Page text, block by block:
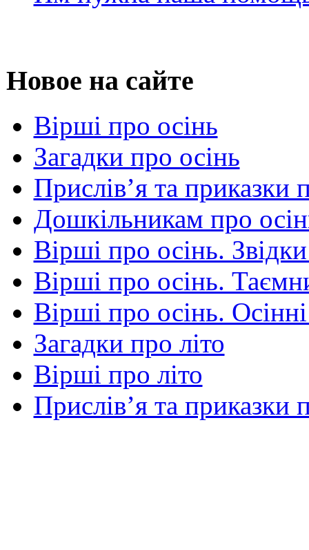
Новое на сайте
Вірші про осінь
Загадки про осінь
Прислів’я та приказки
Дошкільникам про
Вірші про осінь.
Вірші про осінь.
Вірші про осінь.
Загадки про літо
Вірші про літо
Прислів’я та приказки